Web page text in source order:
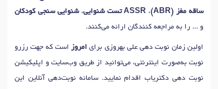
ساقه مغز (ABR)
، ASSR تست شنوایی ،شنوایی سنجی کودکان
و ... را به مراجعه کنندگان ارائه می‌کنند.
اولین زمان نوبت دهی علی بهروزی برای امروز است که جهت رزرو
نوبت به‌صورت اینترنتی، می‌توانید از طریق وب‌سایت و اپلیکیشن
نوبت دهی دکتریاب اقدام نمایید. سامانه نوبت‌دهی آنلاین این